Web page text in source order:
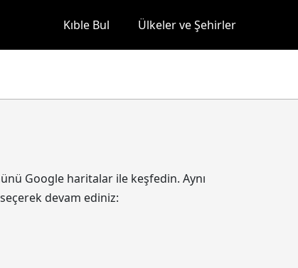
Kıble Bul Ülkeler ve Şehirler
Google haritalar ile keşfedin. Aynı
devam ediniz: